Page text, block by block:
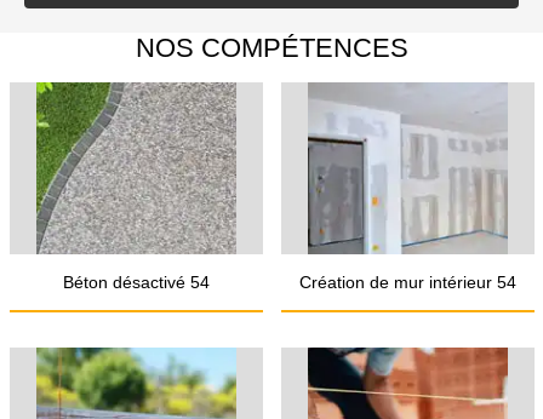
NOS COMPÉTENCES
Béton désactivé 54 Création de mur intérieur 54